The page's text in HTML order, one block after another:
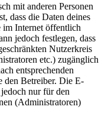
mit anderen Personen
dass die Daten deines
im Internet öffentlich
jedoch festlegen, dass
Nutzerkreis
etc.) zugänglich
entsprechenden
den Betreiber. Die E-
nur für den
(Administratoren)